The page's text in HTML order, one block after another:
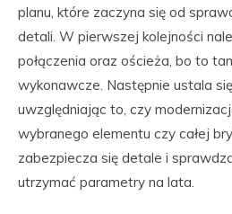
planu, które zaczyna się od
detali. W pierwszej kolejności
połączenia oraz ościeża, bo to
wykonawcze. Następnie ustala
uwzględniając to, czy
wybranego elementu czy całej
zabezpiecza się detale i
utrzymać parametry na lata.